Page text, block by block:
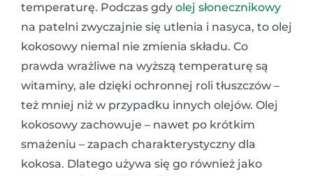
temperaturę. Podczas gdy olej słonecznikowy
na patelni zwyczajnie się utlenia i nasyca, to olej
kokosowy niemal nie zmienia składu. Co
prawda wrażliwe na wyższą temperaturę są
witaminy, ale dzięki ochronnej roli tłuszczów –
też mniej niż w przypadku innych olejów. Olej
kokosowy zachowuje – nawet po krótkim
smażeniu – zapach charakterystyczny dla
kokosa. Dlatego używa się go również jako